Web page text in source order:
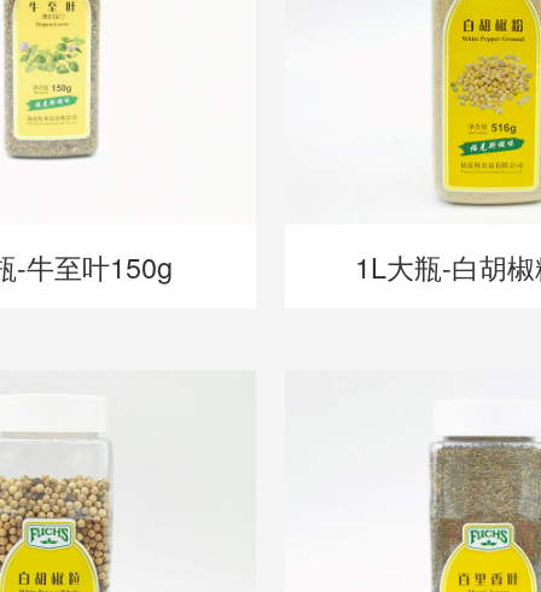
-牛至叶150g 1L大瓶-白胡